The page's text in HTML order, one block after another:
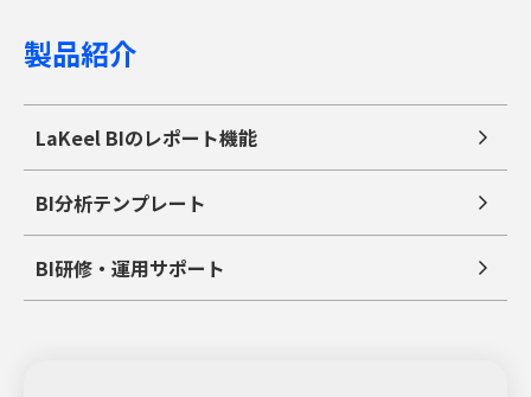
製品紹介
LaKeel BIのレポート機能
BI分析テンプレート
BI研修・運用サポート